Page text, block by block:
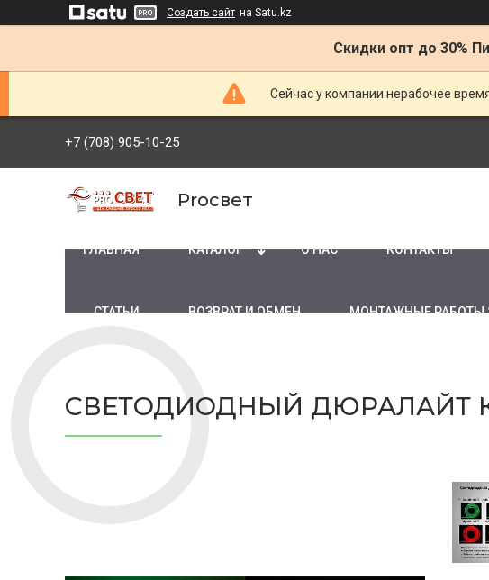
Создать сайт на Satu.kz
Скидки опт до 30%
Сейчас у компании нерабочее
+7 (708) 905-10-25
Proсвет
ГЛАВНАЯ КАТАЛОГ О НАС КОНТАКТЫ
СТАТЬИ ВОЗВРАТ И ОБМЕН МОНТАЖНЫЕ
СВЕТОДИОДНЫЙ ДЮРАЛАЙТ